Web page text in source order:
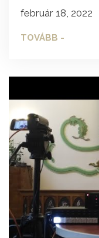
február 18, 2022
TOVÁBB -